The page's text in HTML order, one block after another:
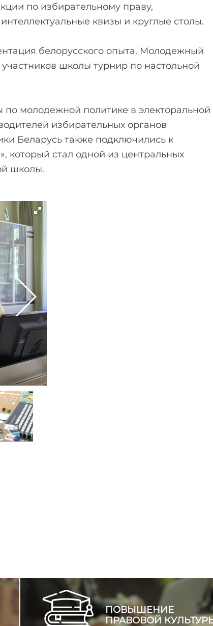
по избирательному праву,
квизы и круглые столы.
белорусского опыта. Молодежный
школы турнир по настольной
молодежной политике в электоральной
избирательных органов
Беларусь также подключились к
который стал одной из центральных
школы.
ПОВЫШЕНИЕ
ПРАВОВОЙ